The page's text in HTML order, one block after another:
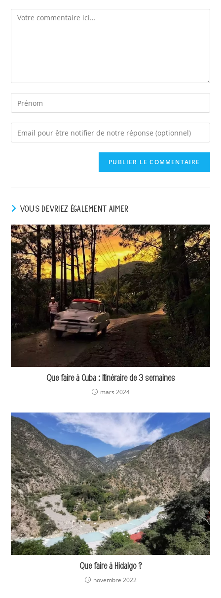
Comment
Enter
your
VOUS DEVRIEZ ÉGALEMENT AIMER
Que faire à Cuba : Itinéraire de 3 semaines
mars 2024
Que faire à Hidalgo ?
novembre 2022